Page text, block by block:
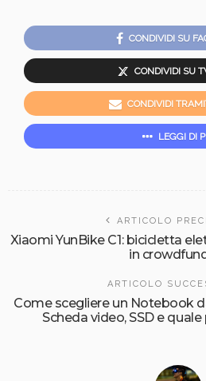
CONDIVIDI SU
CONDIVIDI SU
CONDIVIDI
LEGGI DI
ARTICOLO
Xiaomi YunBike C1: bicicletta
in
ARTICOLO
Come scegliere un Notebook
Scheda video, SSD e